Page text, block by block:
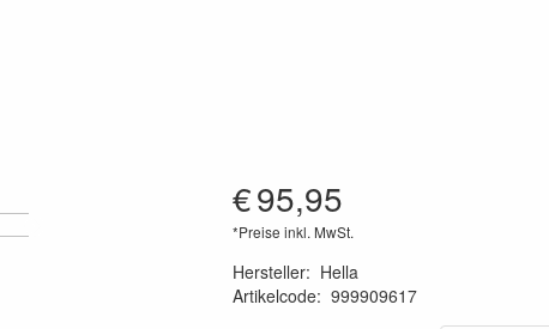
€95,95
*Preise inkl. MwSt.
Hersteller: Hella
Artikelcode: 999909617